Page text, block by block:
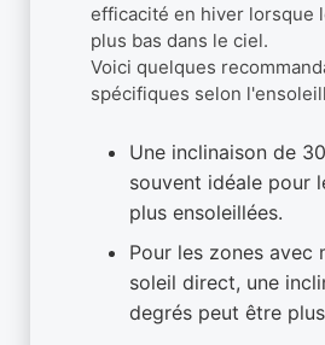
efficacité en hiver lorsque
plus bas dans le ciel.
Voici quelques
spécifiques selon
Une inclinaison de
souvent idéale pour
plus ensoleillées.
Pour les zones avec
soleil direct, une
degrés peut être